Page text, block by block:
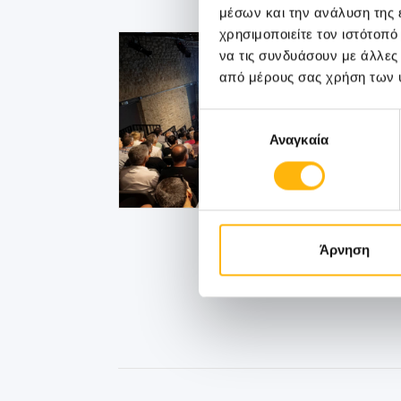
μέσων και την ανάλυση της
χρησιμοποιείτε τον
να τις συνδυάσουν με
από μέρους σας χρήση των
Επιλογή
συγκατάθεσηςΑναγκαία
Άρνηση